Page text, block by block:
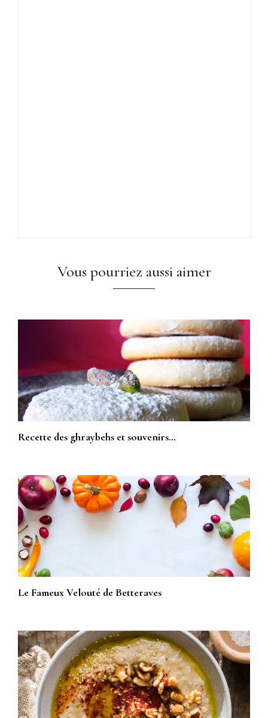
Vous pourriez aussi aimer
Recette des ghraybehs et souvenirs…
Le Fameux Velouté de Betteraves